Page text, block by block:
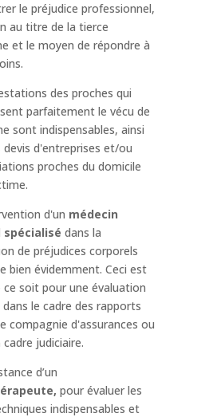
le préjudice professionnel,
au titre de la tierce
et le moyen de répondre à
des proches qui
parfaitement le vécu de
sont indispensables, ainsi
devis d'entreprises et/ou
proches du domicile
d'un médecin
spécialisé dans la
de préjudices corporels
bien évidemment. Ceci est
ce soit pour une évaluation
dans le cadre des rapports
compagnie d'assurances ou
cadre judiciaire.
d’un
pour évaluer les
indispensables et